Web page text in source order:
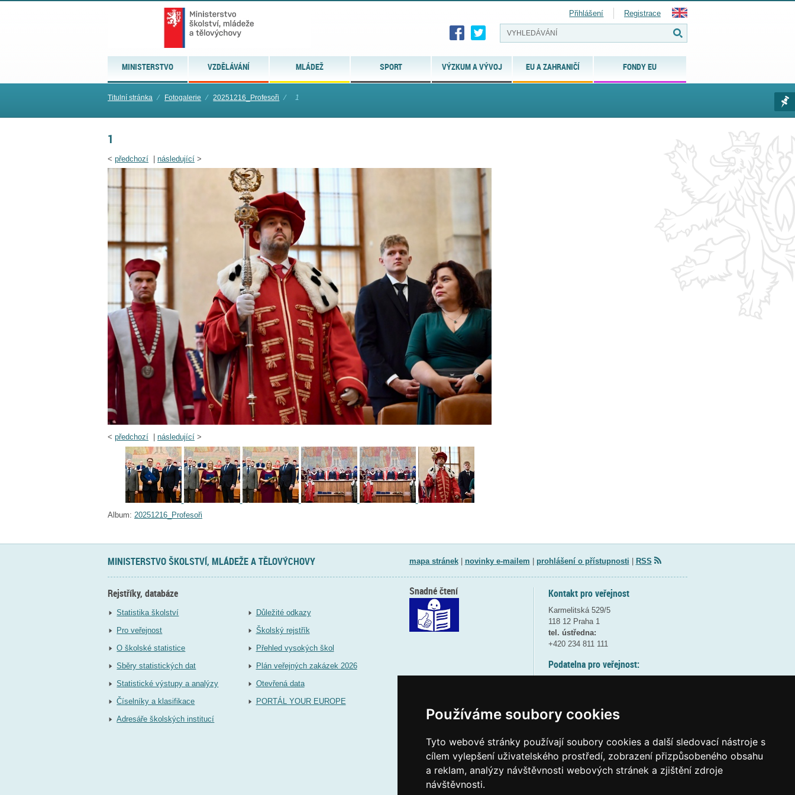
Používáme soubory cookies
Tyto webové stránky používají soubory cookies a další sledovací nástroje s
cílem vylepšení uživatelského prostředí, zobrazení přizpůsobeného obsahu
a reklam, analýzy návštěvnosti webových stránek a zjištění zdroje
návštěvnosti.
MINISTERSTVO VZDĚLÁVÁNÍ MLÁDEŽ SPORT VÝZKUM A VÝVOJ EU A ZAHRANIČÍ FONDY EU
Přihlášení Registrace
Titulní stránka ⁄ Fotogalerie ⁄ 20251216_Profesoři ⁄ 1
1
< předchozí následující >
< předchozí následující >
Album: 20251216_Profesoři
MINISTERSTVO ŠKOLSTVÍ, MLÁDEŽE A TĚLOVÝCHOVY mapa stránek| novinky e-mailem prohlášení o přístupnosti RSS
Rejstříky, databáze
Statistika školství
Pro veřejnost
O školské statistice
Sběry statistických dat
Statistické výstupy a analýzy
Číselníky a klasifikace
Adresáře školských institucí
Důležité odkazy
Školský rejstřík
Přehled vysokých škol
Plán veřejných zakázek 2026
Otevřená data
PORTÁL YOUR EUROPE
Kontakt pro veřejnost
Karmelitská 529/5
118 12 Praha 1
tel. ústředna:
+420 234 811 111
Podatelna pro veřejnost:
(více informací
Elektronická podatelna:
posta@msmtgov cz
Snadné čtení